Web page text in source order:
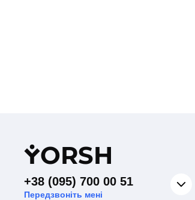
YORSH
+38 (095) 700 00 51
Передзвоніть мені